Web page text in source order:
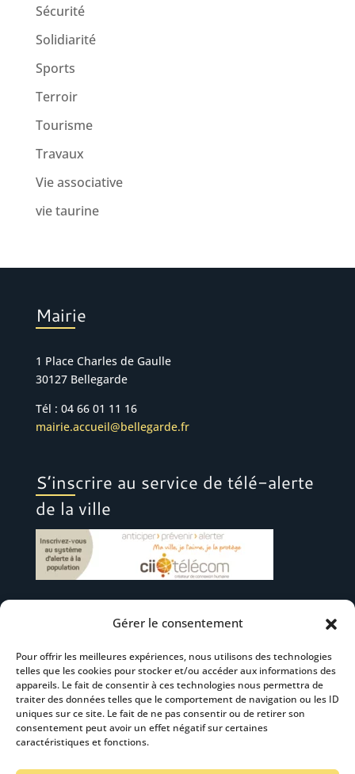
Gérer le consentement
Pour offrir les meilleures expériences, nous utilisons des technologies
telles que les cookies pour stocker et/ou accéder aux informations des
appareils. Le fait de consentir à ces technologies nous permettra de
traiter des données telles que le comportement de navigation ou les ID
uniques sur ce site. Le fait de ne pas consentir ou de retirer son
consentement peut avoir un effet négatif sur certaines
caractéristiques et fonctions.
Sécurité
Solidiarité
Sports
Terroir
Tourisme
Travaux
Vie associative
vie taurine
Mairie
1 Place Charles de Gaulle
30127 Bellegarde
Tél : 04 66 01 11 16
mairie.accueil@bellegarde.fr
S’inscrire au service de télé-alerte
de la ville
Suivez-nous
S’abonner à la newsletter